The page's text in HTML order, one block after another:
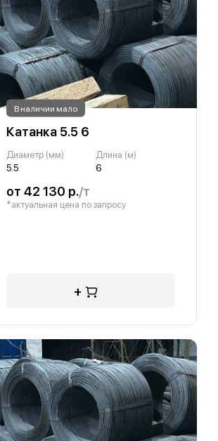
В наличии мало
Катанка 5.5 6
Диаметр (мм)
5.5
Длина (м)
6
от 42 130 р./т
*актуальная цена по запросу
+